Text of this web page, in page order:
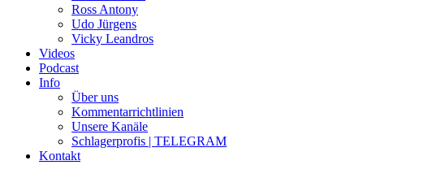
Ross Antony
Udo Jürgens
Vicky Leandros
Videos
Podcast
Info
Über uns
Kommentarrichtlinien
Unsere Kanäle
Schlagerprofis | TELEGRAM
Kontakt